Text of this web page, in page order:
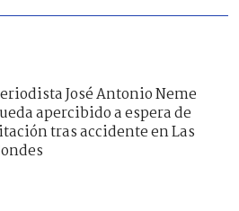
José Antonio Neme
apercibido a espera de
tras accidente en Las